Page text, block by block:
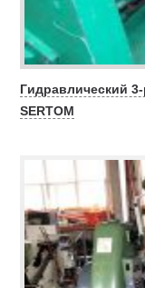
Гидравлический
SERTOM